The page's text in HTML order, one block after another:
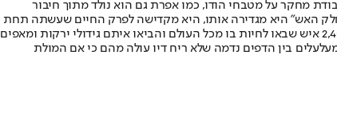
מחקר על מטבחי הודו, כמו אפרת גם הוא נולד מתוך חיבור
מהחיבור שלה למקום. את החלק הראשון, "חלק האש" היא מגדירה אותו, היא מקדישה לפרק החיים שעשתה תחת
ההר הקדוש, ואילו השני, פרק המים בחייה, מוקדש לחיים באורוויל, עיירה קטנה שנוסדה בשנת 1968 כמרכז רוחני, שם מתקיים יישוב קהילתי המונה כ־2,400 איש שבאו לחיות בו מכל העולם והביאו איתם גידולי ירקות ומאפים
בין הדפים נדמה שלא ריח דיו עולה מהם כי אם המולת